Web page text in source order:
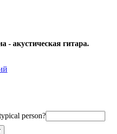
- акустическая гитара.
person?